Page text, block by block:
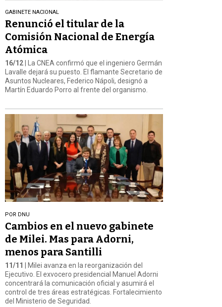
GABINETE NACIONAL
Renunció el titular de la
Comisión Nacional de Energía
Atómica
16/12 | La CNEA confirmó que el ingeniero Germán
Lavalle dejará su puesto. El flamante Secretario de
Asuntos Nucleares, Federico Nápoli, designó a
Martín Eduardo Porro al frente del organismo.
POR DNU
Cambios en el nuevo gabinete
de Milei. Mas para Adorni,
menos para Santilli
11/11
| Milei avanza en la reorganización del
Ejecutivo. El exvocero presidencial Manuel Adorni
concentrará la comunicación oficial y asumirá el
control de tres áreas estratégicas. Fortalecimiento
del Ministerio de Seguridad.